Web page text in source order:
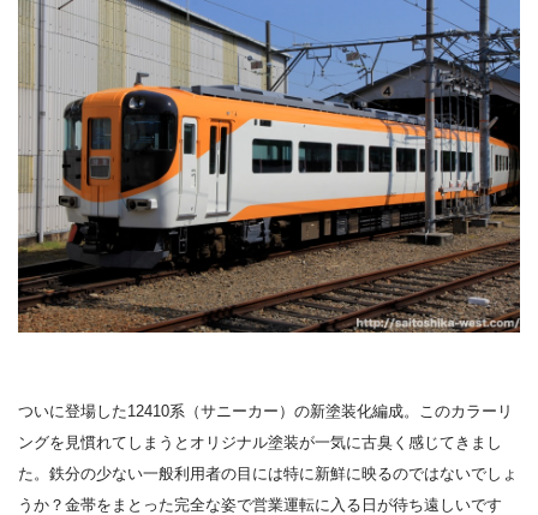
ついに登場した12410系（サニーカー）の新塗装化編成。このカラーリ
ングを見慣れてしまうとオリジナル塗装が一気に古臭く感じてきまし
た。鉄分の少ない一般利用者の目には特に新鮮に映るのではないでしょ
うか？金帯をまとった完全な姿で営業運転に入る日が待ち遠しいです